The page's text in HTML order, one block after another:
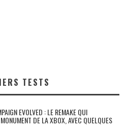
TESTS
EVOLVED : LE REMAKE QUI
DE LA XBOX, AVEC QUELQUES